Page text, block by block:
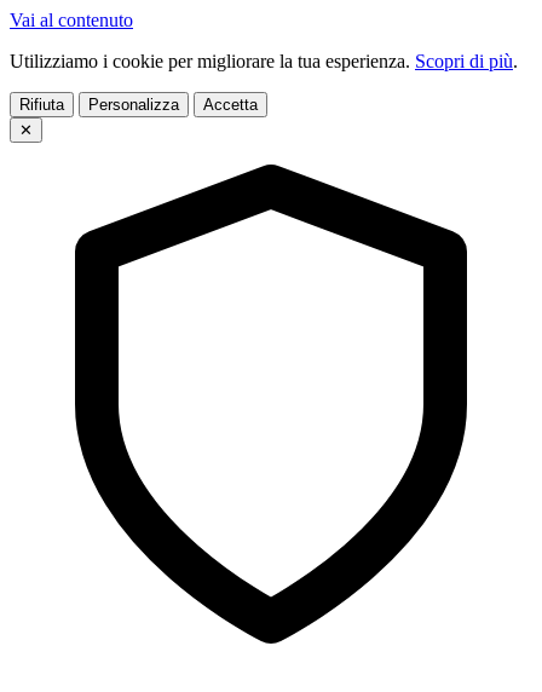
Vai al contenuto
Utilizziamo i cookie per migliorare la tua esperienza. Scopri di più.
Rifiuta Personalizza
Accetta
✕